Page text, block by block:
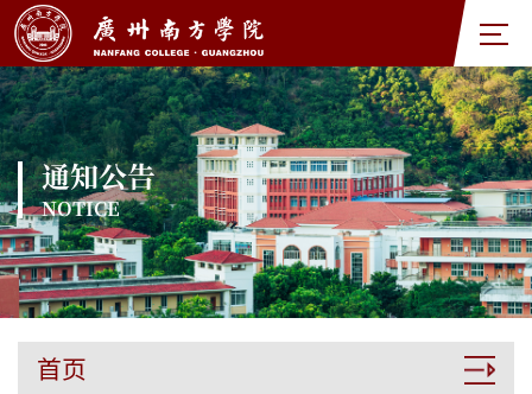
通知公告
NOTICE
首页